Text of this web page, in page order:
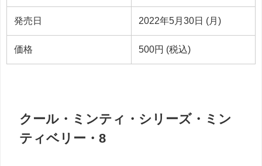
発売日 2022年5月30日 (月)
価格 500円 (税込)
クール・ミンティ・シリーズ・ミン
ティベリー・8